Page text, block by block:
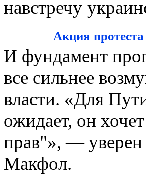
навстречу
Акция
И фундамент
все сильнее
власти. «Для
ожидает, он
прав"», —
Макфол.